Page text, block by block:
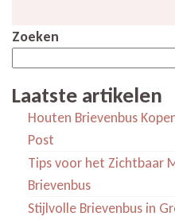
Zoeken
Laatste artikelen
Houten Brievenbus
Post
Tips voor het Zichtbaar
Brievenbus
Stijlvolle Brievenbus in